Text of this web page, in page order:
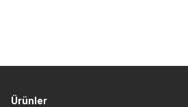
Ürünler